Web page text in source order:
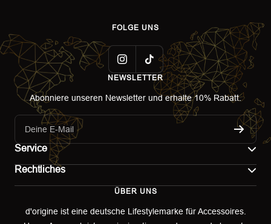
FOLGE UNS
NEWSLETTER
Abonniere unseren Newsletter und erhalte 10% Rabatt.
Deine E-Mail
Service
Rechtliches
ÜBER UNS
d'origine ist eine deutsche Lifestylemarke für Accessoires.